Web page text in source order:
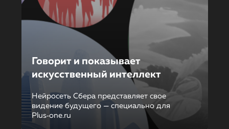
Говорит и показывает
искусственный интеллект
Нейросеть Сбера представляет свое
видение будущего — специально для
Plus‑one.ru